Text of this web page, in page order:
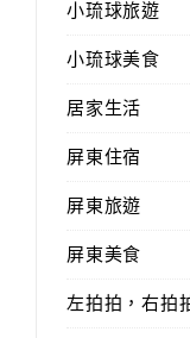
小琉球旅遊
小琉球美食
居家生活
屏東住宿
屏東旅遊
屏東美食
左拍拍，右拍